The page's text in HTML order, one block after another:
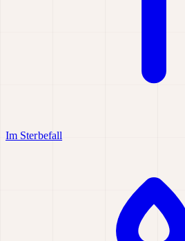
Im Sterbefall